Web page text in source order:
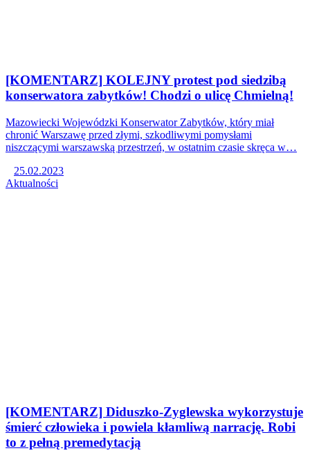
[KOMENTARZ] KOLEJNY protest pod siedzibą
konserwatora zabytków! Chodzi o ulicę Chmielną!
Mazowiecki Wojewódzki Konserwator Zabytków, który miał
chronić Warszawę przed złymi, szkodliwymi pomysłami
niszczącymi warszawską przestrzeń, w ostatnim czasie skręca w…
25.02.2023
Aktualności
[KOMENTARZ] Diduszko-Zyglewska wykorzystuje
śmierć człowieka i powiela kłamliwą narrację. Robi
to z pełną premedytacją